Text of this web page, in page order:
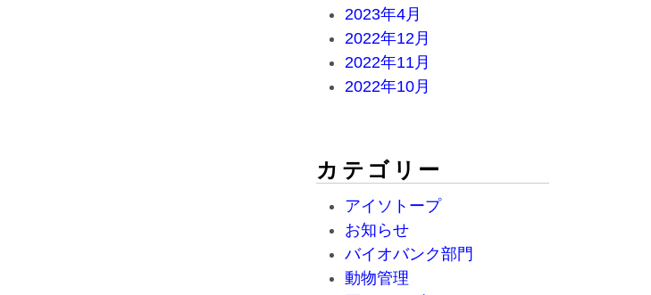
2023年4月
2022年12月
2022年11月
2022年10月
カテゴリー
アイソトープ
お知らせ
バイオバンク部門
動物管理